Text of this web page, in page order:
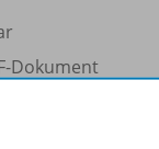
Dokument